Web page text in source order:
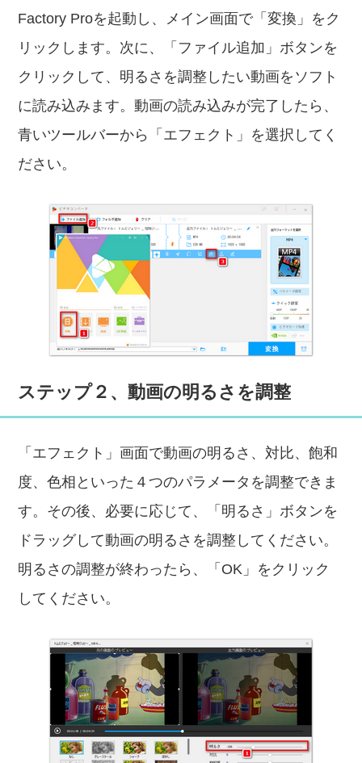
Factory Proを起動し、メイン画面で「変換」をク
リックします。次に、「ファイル追加」ボタンを
クリックして、明るさを調整したい動画をソフト
に読み込みます。動画の読み込みが完了したら、
青いツールバーから「エフェクト」を選択してく
ださい。
ステップ２、動画の明るさを調整
「エフェクト」画面で動画の明るさ、対比、飽和
度、色相といった４つのパラメータを調整できま
す。その後、必要に応じて、「明るさ」ボタンを
ドラッグして動画の明るさを調整してください。
明るさの調整が終わったら、「OK」をクリック
してください。